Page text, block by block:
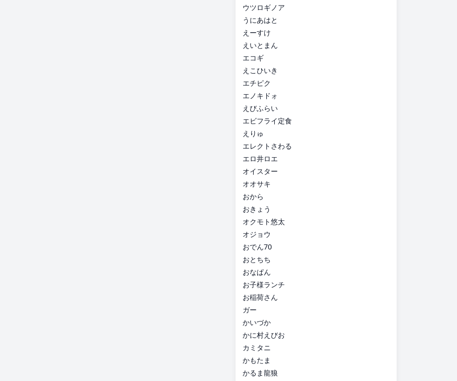
ウツロギノア
うにあはと
えーすけ
えいとまん
エコギ
えこひいき
エチピク
エノキドォ
えびふらい
エビフライ定食
えりゅ
エレクトさわる
エロ井ロエ
オイスター
オオサキ
おから
おきょう
オクモト悠太
オジョウ
おでん70
おとちち
おなぱん
お子様ランチ
お稲荷さん
ガー
かいづか
かに村えびお
カミタニ
かもたま
かるま龍狼